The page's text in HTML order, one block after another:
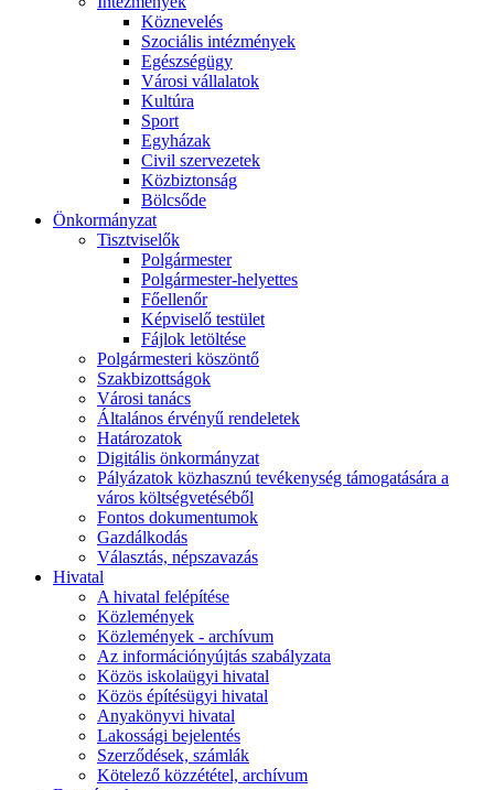
Köznevelés
Szociális intézmények
Egészségügy
Városi vállalatok
Kultúra
Sport
Egyházak
Civil szervezetek
Közbiztonság
Bölcsőde
Önkormányzat
Tisztviselők
Polgármester
Polgármester-helyettes
Főellenőr
Képviselő testület
Fájlok letöltése
Polgármesteri köszöntő
Szakbizottságok
Városi tanács
Általános érvényű rendeletek
Határozatok
Digitális önkormányzat
Pályázatok közhasznú tevékenység támogatására a
város költségvetéséből
Fontos dokumentumok
Gazdálkodás
Választás, népszavazás
Hivatal
A hivatal felépítése
Közlemények
Közlemények - archívum
Az információnyújtás szabályzata
Közös iskolaügyi hivatal
Közös építésügyi hivatal
Anyakönyvi hivatal
Lakossági bejelentés
Szerződések, számlák
Kötelező közzététel, archívum